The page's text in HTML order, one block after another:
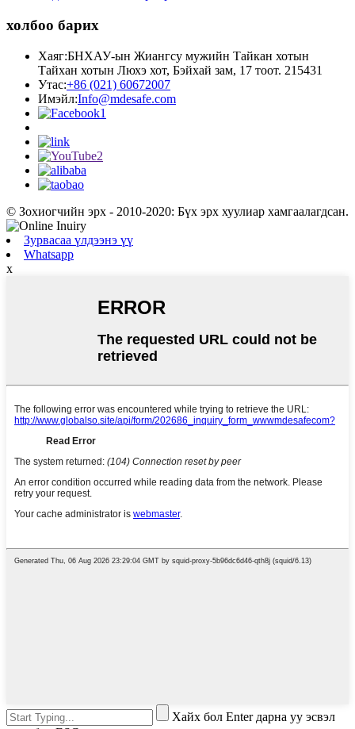
холбоо барих
Хаяг:БНХАУ-ын Жиангсу мужийн Тайкан хотын
Тайхан хотын Люхэ хот, Бэйхай зам, 17 тоот. 215431
Утас:+86 (021) 60672007
Имэйл:Info@mdesafe.com
© Зохиогчийн эрх - 2010-2020: Бүх эрх хуулиар хамгаалагдсан.
Зурвасаа үлдээнэ үү
Whatsapp
x
Хайх бол Enter дарна уу эсвэл